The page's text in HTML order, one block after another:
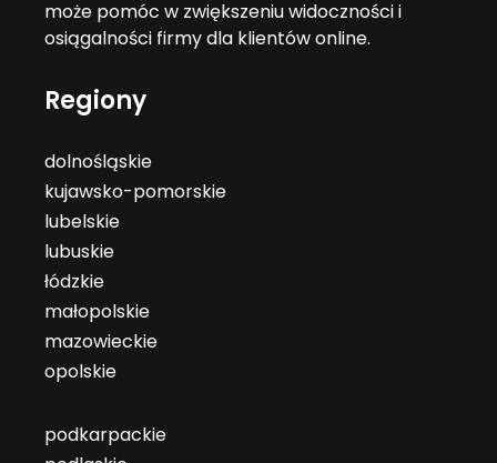
może pomóc w zwiększeniu widoczności i
osiągalności firmy dla klientów online.
Regiony
dolnośląskie
kujawsko-pomorskie
lubelskie
lubuskie
łódzkie
małopolskie
mazowieckie
opolskie
podkarpackie